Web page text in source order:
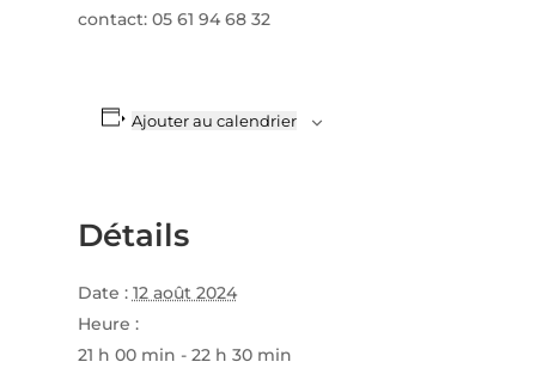
contact: 05 61 94 68 32
Ajouter au calendrier
Détails
Date : 12 août 2024
Heure :
21 h 00 min - 22 h 30 min